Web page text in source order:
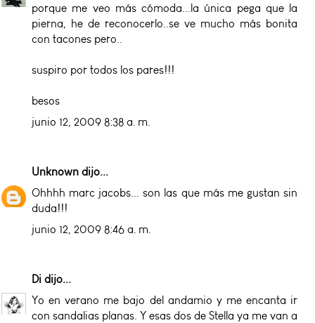
porque me veo más cómoda...la única pega que la
pierna, he de reconocerlo..se ve mucho más bonita
con tacones pero..
suspiro por todos los pares!!!
besos
junio 12, 2009 8:38 a. m.
Unknown dijo...
Ohhhh marc jacobs... son las que más me gustan sin
duda!!!
junio 12, 2009 8:46 a. m.
Di dijo...
Yo en verano me bajo del andamio y me encanta ir
con sandalias planas. Y esas dos de Stella ya me van a